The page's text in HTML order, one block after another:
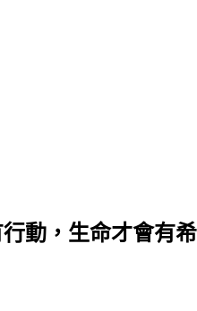
動，生命才會有